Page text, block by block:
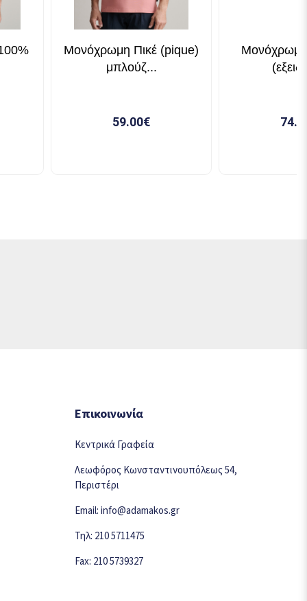
Επικοινωνία
Κεντρικά Γραφεία
Λεωφόρος Κωνσταντινουπόλεως 54,
Περιστέρι
Email: info@adamakos.gr
Τηλ: 210 5711475
Fax: 210 5739327